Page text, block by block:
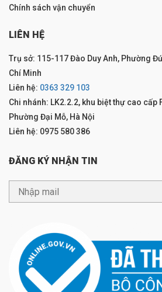
Chính sách vận chuyển
LIÊN HỆ
Trụ sở: 115-117 Đào Duy Anh, Phường
Chí Minh
Liên hệ: 0363 329 103
Chi nhánh: LK2.2.2, khu biệt thự cao cấp
Phường Đại Mỗ, Hà Nội
Liên hệ: 0975 580 386
ĐĂNG KÝ NHẬN TIN